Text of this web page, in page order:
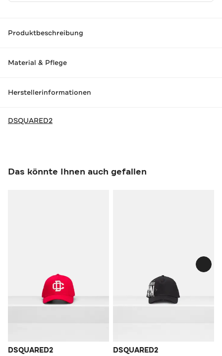
Produktbeschreibung
Material & Pflege
Herstellerinformationen
DSQUARED2
Das könnte Ihnen auch gefallen
DSQUARED2 DSQUARED2